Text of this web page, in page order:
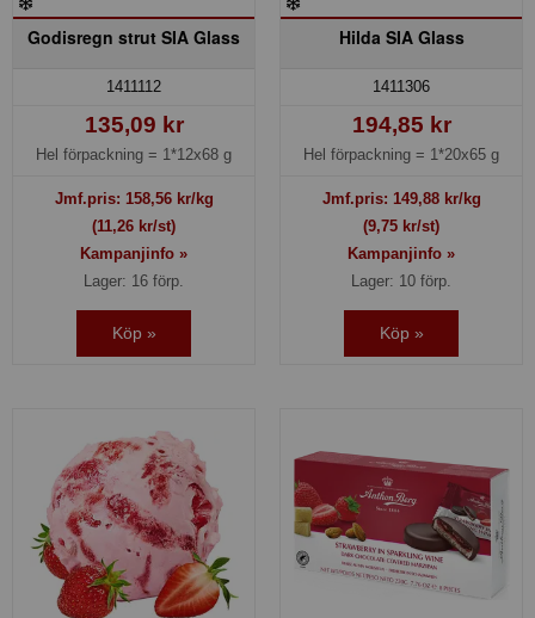
Godisregn strut SIA Glass
1411112
135,09 kr
Hel förpackning = 1*12x68 g
Jmf.pris: 158,56kr/kg
(11,26 kr/st)
Kampanjinfo »
Lager: 16 förp.
Köp »
Hilda SIA Glass
1411306
194,85 kr
Hel förpackning = 1*20x65 g
Jmf.pris: 149,88kr/kg
(9,75 kr/st)
Kampanjinfo »
Lager: 10 förp.
Köp »